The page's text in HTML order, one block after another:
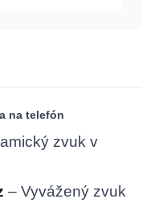
na telefón
zvuk v
– Vyvážený zvuk